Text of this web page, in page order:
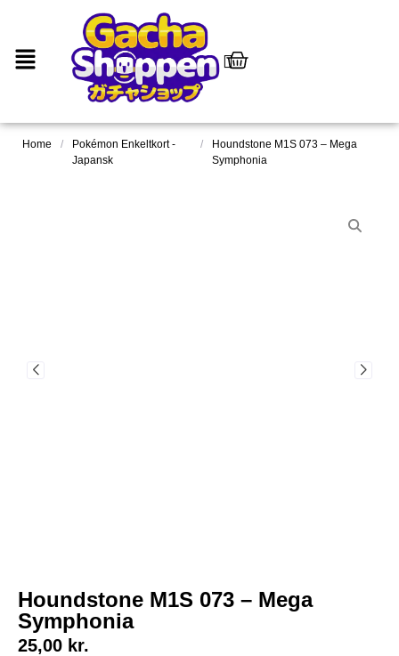
Home /
Pokémon Enkeltkort -
Japansk
/
Houndstone M1S 073 – Mega
Symphonia
Houndstone M1S 073 – Mega
Symphonia
25,00 kr.